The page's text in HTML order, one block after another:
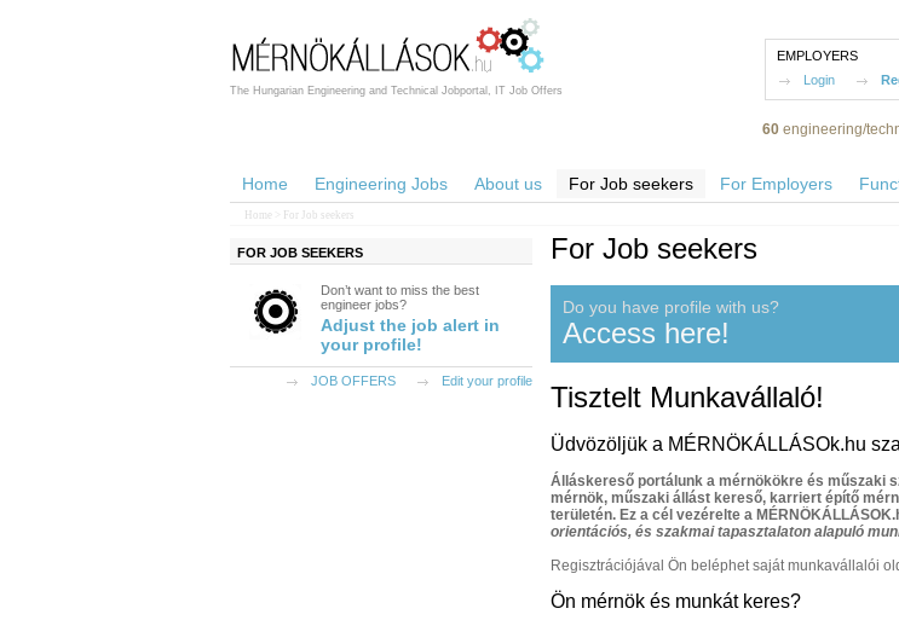
The Hungarian Engineering and Technical Jobportal, IT Job Offers
60 engineering/
EMPLOYERS
Login
Home Engineering Jobs About us For Job seekers For Employers
Home > For Job seekers
FOR JOB SEEKERS
Don’t want to miss the best
engineer jobs?
Adjust the job alert in
your profile!
JOB OFFERS Edit your profile
For Job seekers
Do you have profile with us?
Access here!
Tisztelt Munkavállaló!
Üdvözöljük a MÉRNÖKÁLLÁSOk.hu
Álláskereső portálunk a mérnökökre és műszaki
mérnök, műszaki állást kereső, karriert építő
területén. Ez a cél vezérelte a
orientációs, és szakmai tapasztalaton alapuló
Regisztrációjával Ön beléphet saját munkavállalói
Ön mérnök és munkát keres?